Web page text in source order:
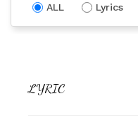
ALL Lyrics
LYRIC